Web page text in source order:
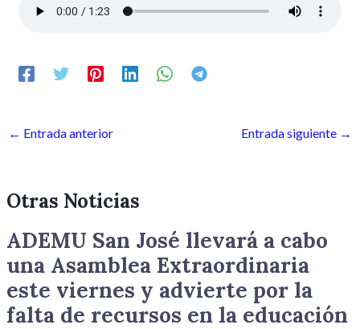
← Entrada anterior Entrada siguiente →
Otras Noticias
ADEMU San José llevará a cabo
una Asamblea Extraordinaria
este viernes y advierte por la
falta de recursos en la educación